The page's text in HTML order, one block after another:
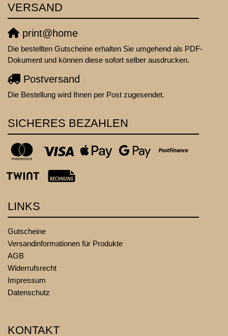
VERSAND
print@home
Die bestellten Gutscheine erhalten Sie umgehend als PDF-
Dokument und können diese sofort selber ausdrucken.
Postversand
Die Bestellung wird Ihnen per Post zugesendet.
SICHERES BEZAHLEN
LINKS
Gutscheine
Versandinformationen für Produkte
AGB
Widerrufsrecht
Impressum
Datenschutz
KONTAKT